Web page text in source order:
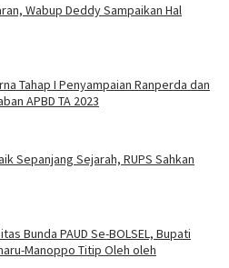
Wabup Deddy Sampaikan Hal
Tahap I Penyampaian Ranperda dan
APBD TA 2023
Sepanjang Sejarah, RUPS Sahkan
Bunda PAUD Se-BOLSEL, Bupati
Manoppo Titip Oleh oleh